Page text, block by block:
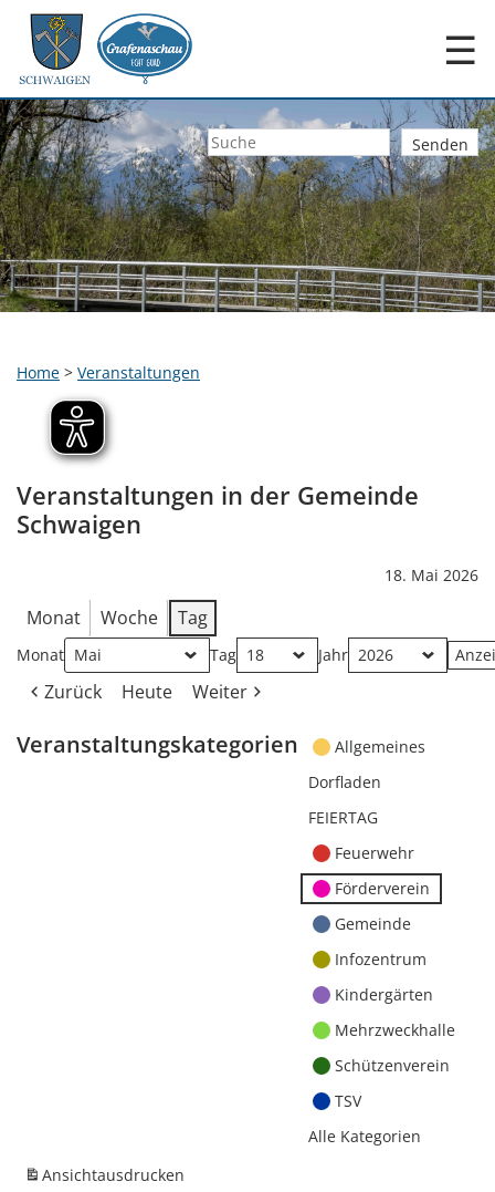
☰
Home > Veranstaltungen
Veranstaltungen in der Gemeinde
Schwaigen
18. Mai 2026
Monat Woche Tag
Monat Tag Jahr
Zurück Heute Weiter
Veranstaltungskategorien
Allgemeines
Dorfladen
FEIERTAG
Feuerwehr
Förderverein
Gemeinde
Infozentrum
Kindergärten
Mehrzweckhalle
Schützenverein
TSV
Alle Kategorien
Ansichtausdrucken